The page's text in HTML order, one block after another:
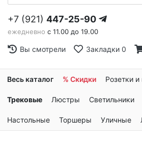
+7 (921) 447-25-90
ежедневно с 11.00 до 19.00
Вы смотрели Закладки 0
Весь каталог % Скидки Розетки
Трековые Люстры Светильники
Настольные Торшеры Уличные